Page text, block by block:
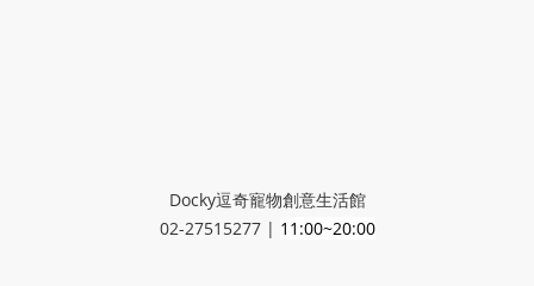
Docky逗奇寵物創意生活館
02-27515277 | 11:00~20:00